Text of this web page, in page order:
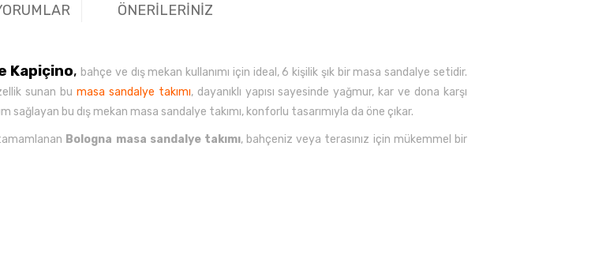
ÖNERİLERİNİZ
Kapiçino, bahçe ve dış mekan kullanımı için ideal, 6 kişilik şık bir masa sandalye setidir.
sunan bu masa sandalye takımı, dayanıklı yapısı sayesinde yağmur, kar ve dona karşı
sağlayan bu dış mekan masa sandalye takımı, konforlu tasarımıyla da öne çıkar.
Bologna masa sandalye takımı, bahçeniz veya terasınız için mükemmel bir